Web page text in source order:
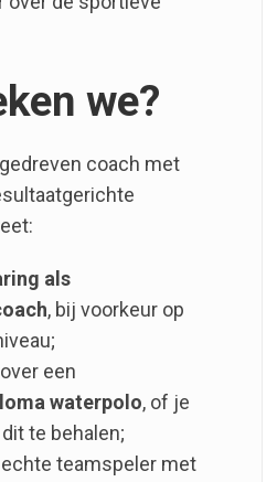
we?
coach met
als
, bij voorkeur op
een
waterpolo, of je
te behalen;
teamspeler met